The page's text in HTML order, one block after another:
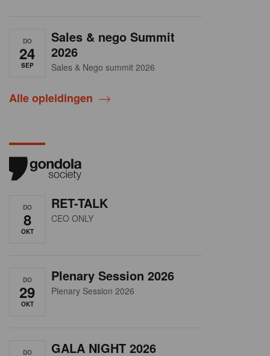
DO
24
SEP
Sales & nego Summit
2026
Sales & Nego summit 2026
Alle opleidingen
DO
8
OKT
RET-TALK
CEO ONLY
DO
29
OKT
Plenary Session 2026
Plenary Session 2026
DO GALA NIGHT 2026